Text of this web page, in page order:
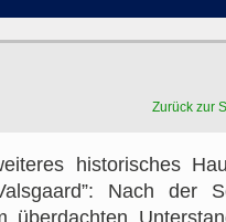
Zurück zur
historisches
Nach der
überdachten